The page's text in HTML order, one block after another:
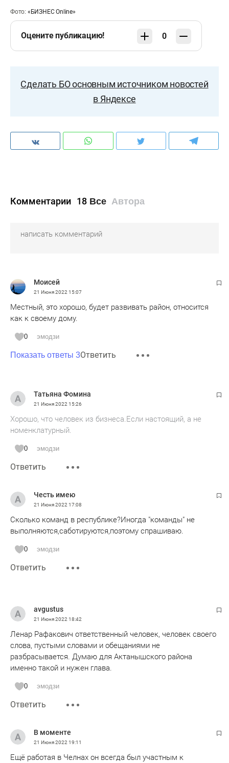
Фото: «БИЗНЕС Online»
Оцените публикацию! 0
Сделать БО основным источником новостей
в Яндексе
Комментарии 18 Все Автора
Моисей
21 Июня 2022 15:07
Местный, это хорошо, будет развивать район, относится
как к своему дому.
0 эмодзи
Показать ответы 3Ответить
Татьяна Фомина
21 Июня 2022 15:26
Хорошо, что человек из бизнеса.Если настоящий, а не
номенклатурный.
0 эмодзи
Ответить
Честь имею
21 Июня 2022 17:08
Сколько команд в республике?Иногда "команды" не
выполняются,саботируются,поэтому спрашиваю.
0 эмодзи
Ответить
avgustus
21 Июня 2022 18:42
Ленар Рафакович ответственный человек, человек своего
слова, пустыми словами и обещаниями не
разбрасывается. Думаю для Актанышского района
именно такой и нужен глава.
0 эмодзи
Ответить
В моменте
21 Июня 2022 19:11
Ещё работая в Челнах он всегда был участным к